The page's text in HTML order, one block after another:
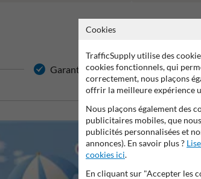
Garantie de 15 ans sur le film
Cookies
TrafficSupply utilise des
cookies fonctionnels, qui
correctement, nous plaçons
offrir la meilleure expérience
Nous plaçons également des
publicitaires mobiles, que
publicités personnalisées et
annonces). En savoir plus ?
cookies ici.
En cliquant sur "Accepter les